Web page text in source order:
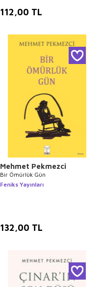
112,00 TL
Mehmet Pekmezci
Bir Ömürlük Gün
Feniks Yayınları
132,00 TL